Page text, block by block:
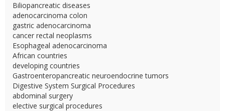
Biliopancreatic diseases
adenocarcinoma colon
gastric adenocarcinoma
cancer rectal neoplasms
Esophageal adenocarcinoma
African countries
developing countries
Gastroenteropancreatic neuroendocrine tumors
Digestive System Surgical Procedures
abdominal surgery
elective surgical procedures